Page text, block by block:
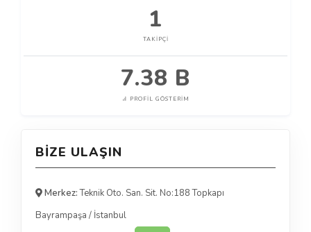
1
TAKIPÇI
7.38 B
PROFIL GÖSTERIM
BIZE ULAŞIN
Merkez: Teknik Oto. San. Sit. No:188 Topkapı
Bayrampaşa / İstanbul